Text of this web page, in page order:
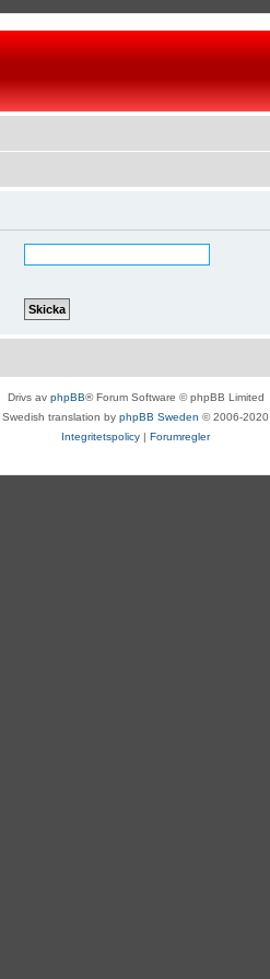
Drivs av phpBB® Forum Software © phpBB Limited
Swedish translation by phpBB Sweden © 2006-2020
Integritetspolicy | Forumregler